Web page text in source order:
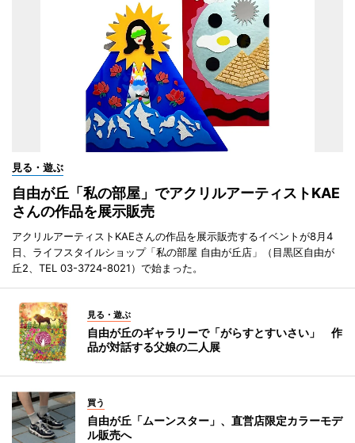
見る・遊ぶ
自由が丘「私の部屋」でアクリルアーティストKAE
さんの作品を展示販売
アクリルアーティストKAEさんの作品を展示販売するイベントが8月4
日、ライフスタイルショップ「私の部屋 自由が丘店」（目黒区自由が
丘2、TEL 03-3724-8021）で始まった。
見る・遊ぶ
自由が丘のギャラリーで「がらすとすいさい」 作
品が対話する父娘の二人展
買う
自由が丘「ムーンスター」、直営店限定カラーモデ
ル販売へ